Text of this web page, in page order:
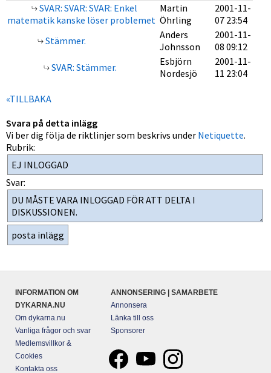
SVAR: SVAR: SVAR: Enkel
matematik kanske löser problemet
Martin
Öhrling
2001-11-
07 23:54
Stämmer.
Anders
Johnsson
2001-11-
08 09:12
SVAR: Stämmer.
Esbjörn
Nordesjö
2001-11-
11 23:04
«TILLBAKA
Svara på detta inlägg
Vi ber dig följa de riktlinjer som beskrivs under Netiquette.
Rubrik:
Svar:
INFORMATION OM
DYKARNA.NU
Om dykarna.nu
Vanliga frågor och svar
Medlemsvillkor &
Cookies
Kontakta oss
ANNONSERING | SAMARBETE
Annonsera
Länka till oss
Sponsorer